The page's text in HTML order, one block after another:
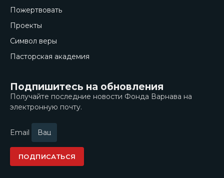
Пожертвовать
Проекты
Символ веры
Пасторская академия
Подпишитесь на обновления
Получайте последние новости Фонда Варнава на
электронную почту.
Email
ПОДПИСАТЬСЯ